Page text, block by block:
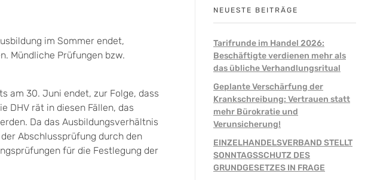
im Sommer endet,
Mündliche Prüfungen bzw.
am 30. Juni endet, zur Folge, dass
DHV rät in diesen Fällen, das
Da das Ausbildungsverhältnis
Abschlussprüfung durch den
für die Festlegung der
NEUESTE BEITRÄGE
Tarifrunde im Handel 2026:
Beschäftigte verdienen mehr als
das übliche Verhandlungsritual
Geplante Verschärfung der
Krankschreibung: Vertrauen statt
mehr Bürokratie und
Verunsicherung!
EINZELHANDELSVERBAND STELLT
SONNTAGSSCHUTZ DES
GRUNDGESETZES IN FRAGE